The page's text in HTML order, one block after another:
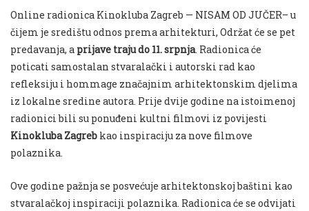
Online radionica Kinokluba Zagreb — NISAM OD JUČER– u
čijem je središtu odnos prema arhitekturi, Održat će se pet
predavanja, a prijave traju do 11. srpnja. Radionica će
poticati samostalan stvaralački i autorski rad kao
refleksiju i hommage značajnim arhitektonskim djelima
iz lokalne sredine autora. Prije dvije godine na istoimenoj
radionici bili su ponuđeni kultni filmovi iz povijesti
Kinokluba Zagreb kao inspiraciju za nove filmove
polaznika.
Ove godine pažnja se posvećuje arhitektonskoj baštini kao
stvaralačkoj inspiraciji polaznika. Radionica će se odvijati